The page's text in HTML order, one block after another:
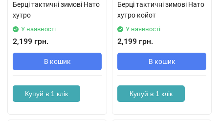
Берці тактичні зимові Нато
хутро
У наявності
2,199 грн.
В кошик
Купуй в 1 клік
Берці тактичні зимові Нато
хутро койот
У наявності
2,199 грн.
В кошик
Купуй в 1 клік